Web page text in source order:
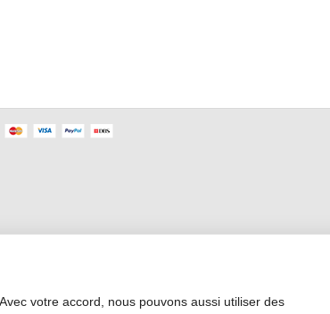
votre accord, nous pouvons aussi utiliser des